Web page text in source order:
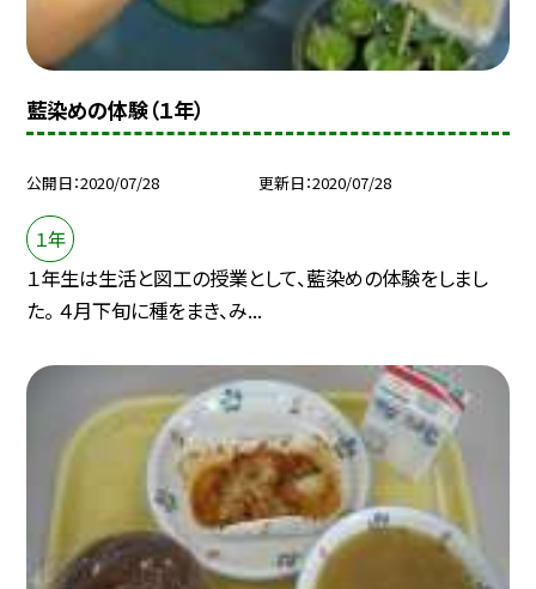
藍染めの体験（１年）
公開日 2020/07/28 更新日 2020/07/28
１年
１年生は生活と図工の授業として、藍染めの体験をしまし
た。 ４月下旬に種をまき、み...